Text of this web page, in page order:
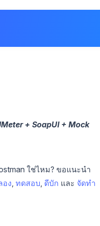
+ SoapUI + Mock
ใช่ไหม? ขอแนะนำ
อง, ทดสอบ, ดีบัก และ จัดทำ